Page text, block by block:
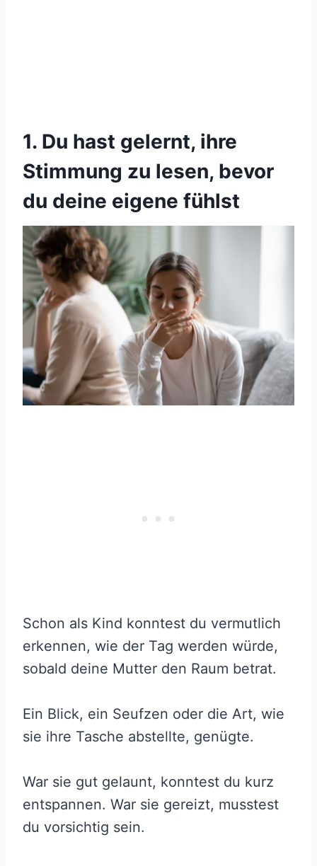
1. Du hast gelernt, ihre
Stimmung zu lesen, bevor
du deine eigene fühlst
Schon als Kind konntest du vermutlich
erkennen, wie der Tag werden würde,
sobald deine Mutter den Raum betrat.
Ein Blick, ein Seufzen oder die Art, wie
sie ihre Tasche abstellte, genügte.
War sie gut gelaunt, konntest du kurz
entspannen. War sie gereizt, musstest
du vorsichtig sein.